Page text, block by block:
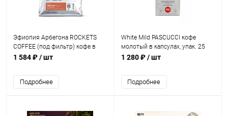
Эфиопия Арбегона ROCKETS
COFFEE (под фильтр) кофе в
зернах, упак. 250 г.
1 584 ₽/ шт
Подробнее
White Mild PASCUCCI кофе
молотый в капсулах, упак. 25
шт.
1 280 ₽/ шт
Подробнее